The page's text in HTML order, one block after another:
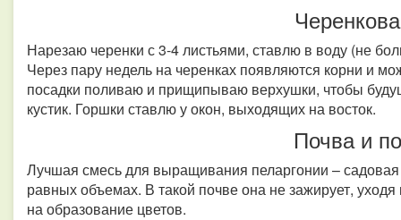
Нарезаю черенки с 3-4 листьями, ставлю в воду (не
Через пару недель на черенках появляются корни и
посадки поливаю и прищипываю верхушки, чтобы
кустик. Горшки ставлю у окон, выходящих на восток.
Почва и
Лучшая смесь для выращивания пеларгонии –
равных объемах. В такой почве она не зажирует,
на образование цветов.